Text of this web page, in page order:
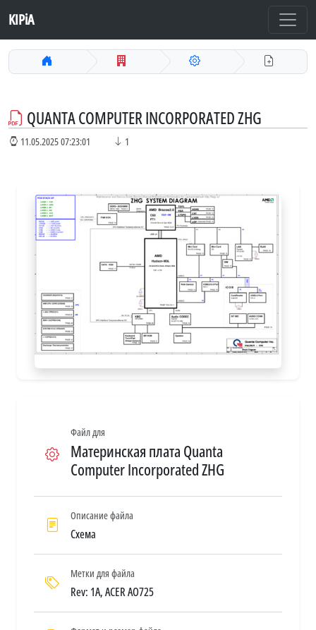
KIPiA
QUANTA COMPUTER INCORPORATED ZHG
11.05.2025 07:23:01 1
Файл для
Материнская плата Quanta
Computer Incorporated ZHG
Описание файла
Схема
Метки для файла
Rev: 1A, ACER AO725